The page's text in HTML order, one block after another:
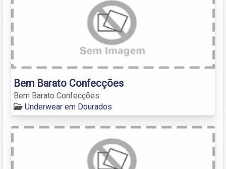
Bem Barato Confecções
Bem Barato Confecções
Underwear em Dourados